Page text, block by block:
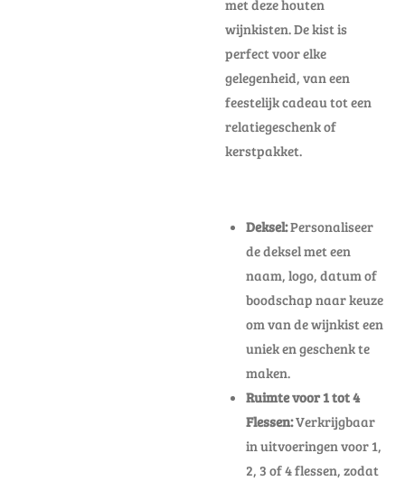
met deze houten
wijnkisten. De kist is
perfect voor elke
gelegenheid, van een
feestelijk cadeau tot een
relatiegeschenk of
kerstpakket.
Deksel:Personaliseer
de deksel met een
naam, logo, datum of
boodschap naar keuze
om van de wijnkist een
uniek en geschenk te
maken.
Ruimte voor 1 tot 4
Flessen:Verkrijgbaar
in uitvoeringen voor 1,
2, 3 of 4 flessen, zodat